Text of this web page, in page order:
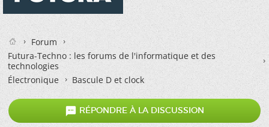
Forum
Futura-Techno : les forums de l'informatique et des
technologies
Électronique
Bascule D et clock
 RÉPONDRE À LA DISCUSSION